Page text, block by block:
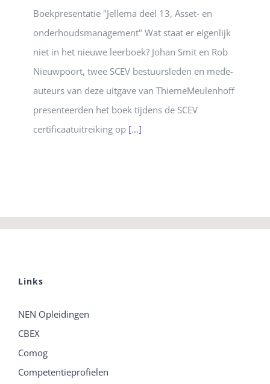
Boekpresentatie "Jellema deel 13, Asset- en
onderhoudsmanagement" Wat staat er eigenlijk
niet in het nieuwe leerboek? Johan Smit en Rob
Nieuwpoort, twee SCEV bestuursleden en mede-
auteurs van deze uitgave van ThiemeMeulenhoff
presenteerden het boek tijdens de SCEV
certificaatuitreiking op [...]
Links
NEN Opleidingen
CBEX
Comog
Competentieprofielen